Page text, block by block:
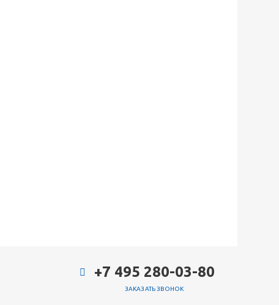
+7 495 280-03-80
ЗАКАЗАТЬ ЗВОНОК